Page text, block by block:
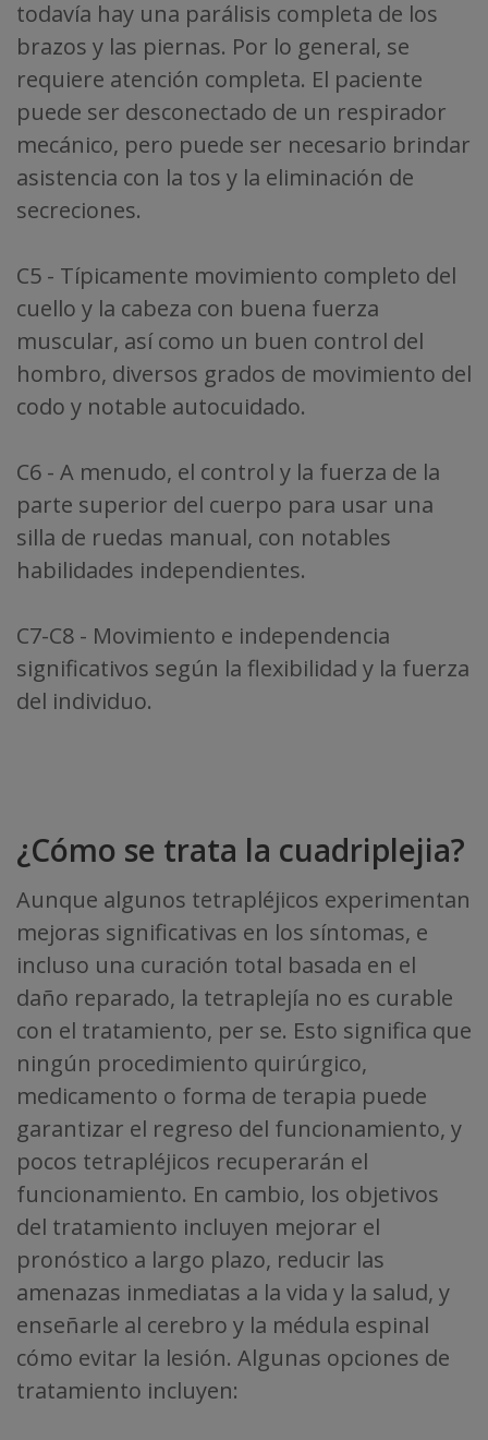
todavía hay una parálisis completa de los
brazos y las piernas. Por lo general, se
requiere atención completa. El paciente
puede ser desconectado de un respirador
mecánico, pero puede ser necesario brindar
asistencia con la tos y la eliminación de
secreciones.
C5 - Típicamente movimiento completo del
cuello y la cabeza con buena fuerza
muscular, así como un buen control del
hombro, diversos grados de movimiento del
codo y notable autocuidado.
C6 - A menudo, el control y la fuerza de la
parte superior del cuerpo para usar una
silla de ruedas manual, con notables
habilidades independientes.
C7-C8 - Movimiento e independencia
significativos según la flexibilidad y la fuerza
del individuo.
¿Cómo se trata la cuadriplejia?
Aunque algunos tetrapléjicos experimentan
mejoras significativas en los síntomas, e
incluso una curación total basada en el
daño reparado, la tetraplejía no es curable
con el tratamiento, per se. Esto significa que
ningún procedimiento quirúrgico,
medicamento o forma de terapia puede
garantizar el regreso del funcionamiento, y
pocos tetrapléjicos recuperarán el
funcionamiento. En cambio, los objetivos
del tratamiento incluyen mejorar el
pronóstico a largo plazo, reducir las
amenazas inmediatas a la vida y la salud, y
enseñarle al cerebro y la médula espinal
cómo evitar la lesión. Algunas opciones de
tratamiento incluyen: